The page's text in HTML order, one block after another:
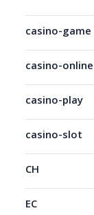
casino-game
casino-online
casino-play
casino-slot
CH
EC